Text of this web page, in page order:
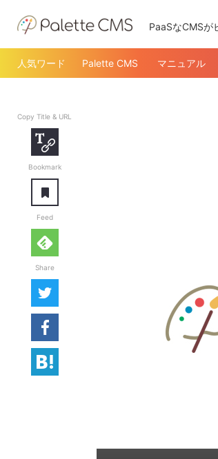
PaaSなCMSが
人気ワード Palette CMS マニュアル
Copy Title & URL
Bookmark
Feed
Share